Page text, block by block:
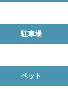
駐車場
ペット